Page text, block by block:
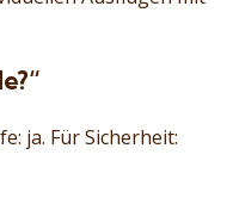
ja. Für Sicherheit: